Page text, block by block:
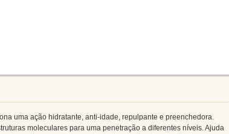
uma ação hidratante, anti-idade, repulpante e preenchedora.
moleculares para uma penetração a diferentes níveis. Ajuda